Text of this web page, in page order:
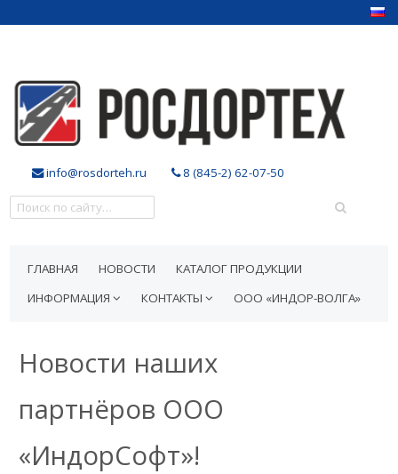
info@rosdorteh.ru 8 (845-2) 62-07-50
ГЛАВНАЯ НОВОСТИ
КАТАЛОГ ПРОДУКЦИИ
ИНФОРМАЦИЯ
КОНТАКТЫ ООО «ИНДОР-ВОЛГА»
Новости наших
партнёров ООО
«ИндорСофт»!